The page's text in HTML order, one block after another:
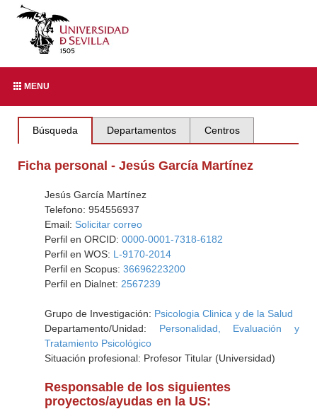
MENU
Búsqueda Departamentos Centros
Ficha personal - Jesús García Martínez
Jesús García Martínez
Telefono: 954556937
Email: Solicitar correo
Perfil en ORCID: 0000-0001-7318-6182
Perfil en WOS: L-9170-2014
Perfil en Scopus: 36696223200
Perfil en Dialnet: 2567239
Grupo de Investigación: Psicologia Clinica y de la Salud
Departamento/Unidad: Personalidad, Evaluación y
Tratamiento Psicológico
Situación profesional: Profesor Titular (Universidad)
Responsable de los siguientes
proyectos/ayudas en la US: